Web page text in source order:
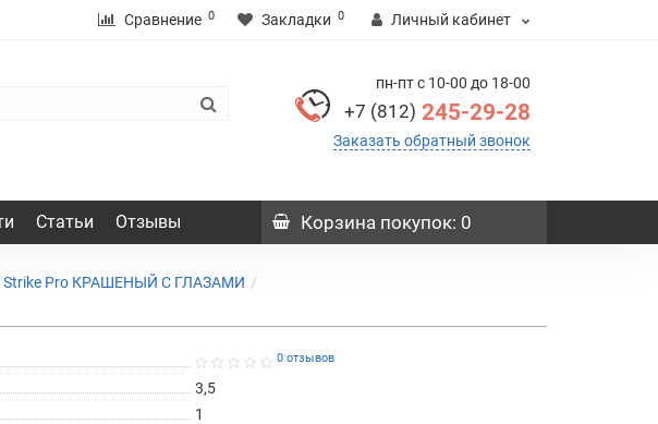
Сравнение 0 Закладки 0 Личный кабинет
пн-пт с 10-00 до 18-00
+7 (812) 245-29-28
Заказать обратный звонок
Статьи Отзывы Корзина покупок: 0
Pro КРАШЕНЫЙ С ГЛАЗАМИ
0 отзывов
3,5
1